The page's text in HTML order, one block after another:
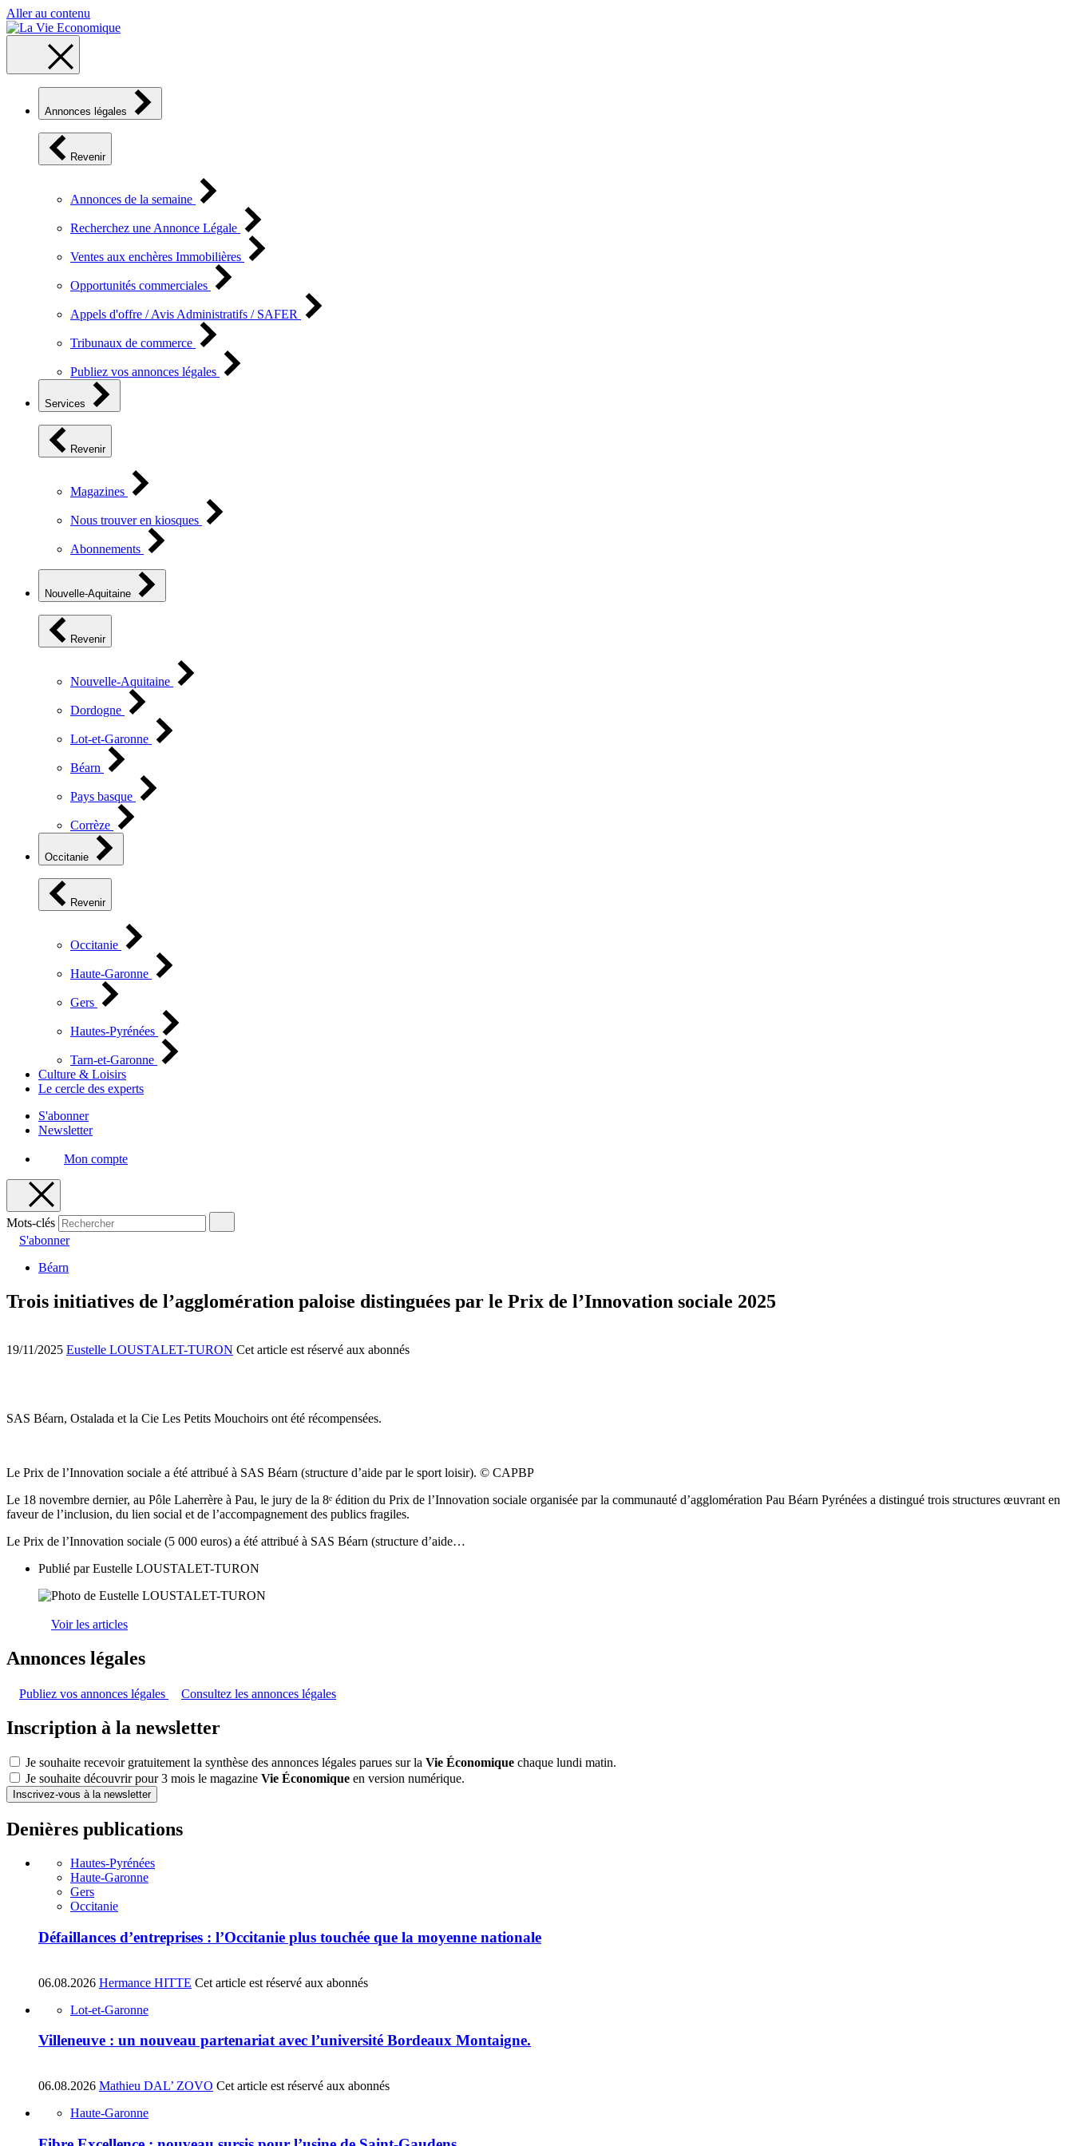
Aller au contenu
Annonces légales
Revenir
Annonces de la semaine
Recherchez une Annonce Légale
Ventes aux enchères Immobilières
Opportunités commerciales
Appels d'offre / Avis Administratifs / SAFER
Tribunaux de commerce
Publiez vos annonces légales
Services
Revenir
Magazines
Nous trouver en kiosques
Abonnements
Nouvelle-Aquitaine
Revenir
Nouvelle-Aquitaine
Dordogne
Lot-et-Garonne
Béarn
Pays basque
Corrèze
Occitanie
Revenir
Occitanie
Haute-Garonne
Gers
Hautes-Pyrénées
Tarn-et-Garonne
Culture & Loisirs
Le cercle des experts
S'abonner
Newsletter
Mon compte
Mots-clés
S'abonner
Béarn
Trois initiatives de l’agglomération paloise distinguées par le Prix de l’Innovation sociale 2025
19/11/2025 Eustelle LOUSTALET-TURON Cet article est réservé aux abonnés
SAS Béarn, Ostalada et la Cie Les Petits Mouchoirs ont été récompensées.
Le Prix de l’Innovation sociale a été attribué à SAS Béarn (structure d’aide par le sport loisir). © CAPBP
Le 18 novembre dernier, au Pôle Laherrère à Pau, le jury de la 8ᵉ édition du Prix de l’Innovation sociale organisée par la communauté d’agglomération Pau Béarn Pyrénées a distingué trois structures œuvrant en
faveur de l’inclusion, du lien social et de l’accompagnement des publics fragiles.
Le Prix de l’Innovation sociale (5 000 euros) a été attribué à SAS Béarn (structure d’aide…
Publié parEustelle LOUSTALET-TURON
Voir les articles
Annonces légales
Publiez vos annonces légales Consultez les annonces légales
Inscription à la newsletter
Je souhaite recevoir gratuitement la synthèse des annonces légales parues sur la Vie Économique chaque lundi matin.
Je souhaite découvrir pour 3 mois le magazine Vie Économique en version numérique.
Inscrivez-vous à la newsletter
Denières publications
Hautes-Pyrénées
Haute-Garonne
Gers
Occitanie
Défaillances d’entreprises : l’Occitanie plus touchée que la moyenne nationale
06.08.2026 Hermance HITTE Cet article est réservé aux abonnés
Lot-et-Garonne
Villeneuve : un nouveau partenariat avec l’université Bordeaux Montaigne.
06.08.2026 Mathieu DAL’ ZOVO Cet article est réservé aux abonnés
Haute-Garonne